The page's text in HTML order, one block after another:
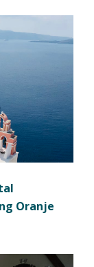
Oranje